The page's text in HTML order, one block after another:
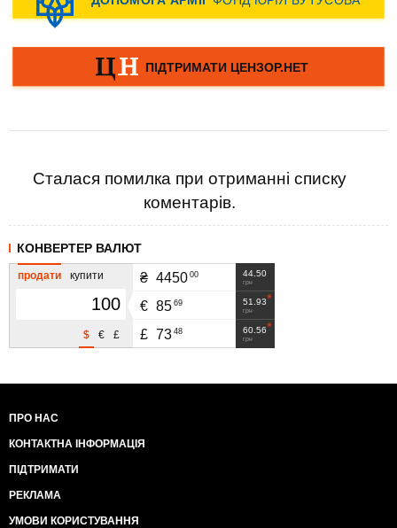
Сталася помилка при отриманні списку
коментарів.
КОНВЕРТЕР ВАЛЮТ
продати купити
£
€
$
44.50
грн
₴ 4450 00
51.93
грн
€ 85 69
60.56
грн
£ 73 48
ПРО НАС
КОНТАКТНА ІНФОРМАЦІЯ
ПІДТРИМАТИ
РЕКЛАМА
УМОВИ КОРИСТУВАННЯ